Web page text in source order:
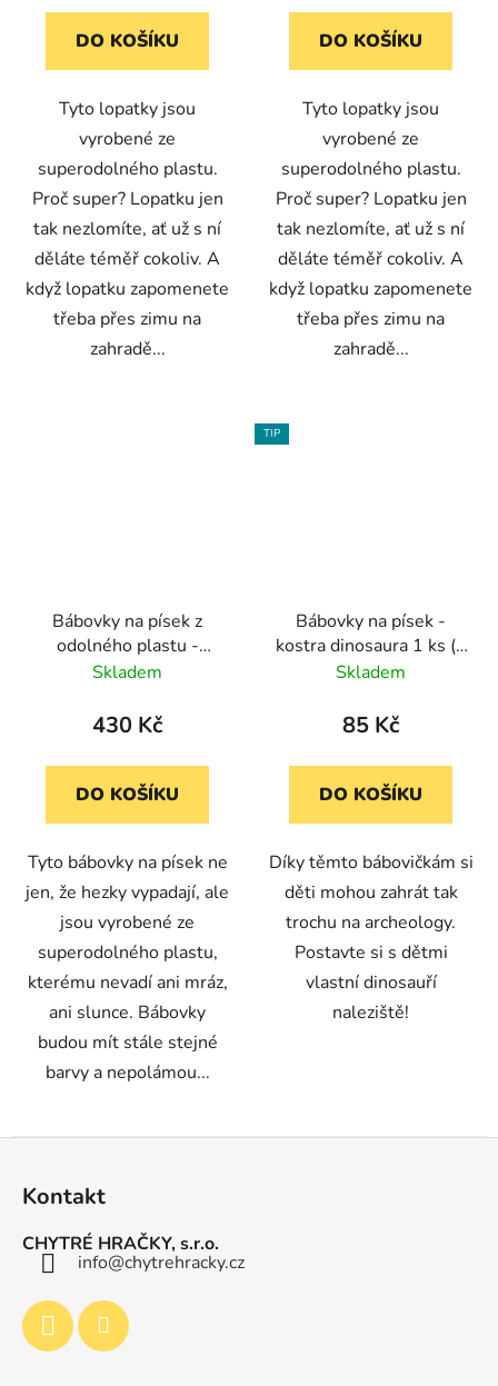
DO KOŠÍKU
Tyto lopatky jsou
vyrobené ze
superodolného plastu.
Proč super? Lopatku jen
tak nezlomíte, ať už s ní
děláte téměř cokoliv. A
když lopatku zapomenete
třeba přes zimu na
zahradě...
DO KOŠÍKU
Tyto lopatky jsou
vyrobené ze
superodolného plastu.
Proč super? Lopatku jen
tak nezlomíte, ať už s ní
děláte téměř cokoliv. A
když lopatku zapomenete
třeba přes zimu na
zahradě...
Bábovky na písek z
odolného plastu -
geometrické tvary
Skladem
430 Kč
DO KOŠÍKU
Tyto bábovky na písek ne
jen, že hezky vypadají, ale
jsou vyrobené ze
superodolného plastu,
kterému nevadí ani mráz,
ani slunce. Bábovky
budou mít stále stejné
barvy a nepolámou...
TIP
Bábovky na písek -
kostra dinosaura 1 ks (3
druhy)
Skladem
85 Kč
DO KOŠÍKU
Díky těmto bábovičkám si
děti mohou zahrát tak
trochu na archeology.
Postavte si s dětmi
vlastní dinosauří
naleziště!
Kontakt
CHYTRÉ HRAČKY, s.r.o.
info@chytrehracky.cz